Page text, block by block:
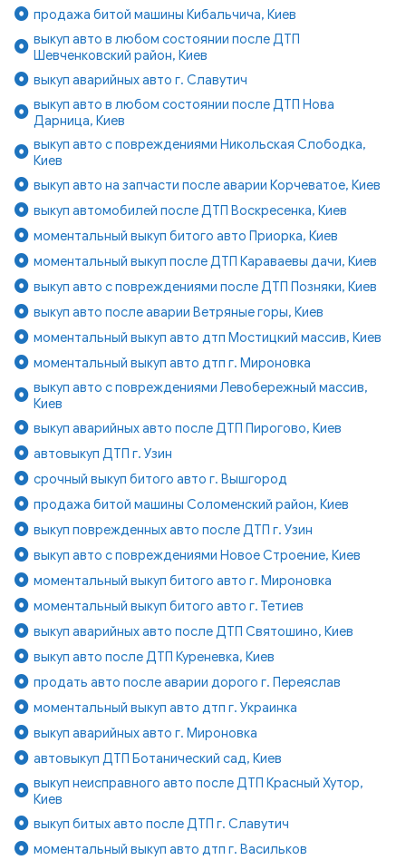
продажа битой машины Кибальчича, Киев
выкуп авто в любом состоянии после ДТП
Шевченковский район, Киев
выкуп аварийных авто г. Славутич
выкуп авто в любом состоянии после ДТП Нова
Дарница, Киев
выкуп авто с повреждениями Никольская Слободка,
Киев
выкуп авто на запчасти после аварии Корчеватое, Киев
выкуп автомобилей после ДТП Воскресенка, Киев
моментальный выкуп битого авто Приорка, Киев
моментальный выкуп после ДТП Караваевы дачи, Киев
выкуп авто с повреждениями после ДТП Позняки, Киев
выкуп авто после аварии Ветряные горы, Киев
моментальный выкуп авто дтп Мостицкий массив, Киев
моментальный выкуп авто дтп г. Мироновка
выкуп авто с повреждениями Левобережный массив,
Киев
выкуп аварийных авто после ДТП Пирогово, Киев
автовыкуп ДТП г. Узин
срочный выкуп битого авто г. Вышгород
продажа битой машины Соломенский район, Киев
выкуп поврежденных авто после ДТП г. Узин
выкуп авто с повреждениями Новое Строение, Киев
моментальный выкуп битого авто г. Мироновка
моментальный выкуп битого авто г. Тетиев
выкуп аварийных авто после ДТП Святошино, Киев
выкуп авто после ДТП Куреневка, Киев
продать авто после аварии дорого г. Переяслав
моментальный выкуп авто дтп г. Украинка
выкуп аварийных авто г. Мироновка
автовыкуп ДТП Ботанический сад, Киев
выкуп неисправного авто после ДТП Красный Хутор,
Киев
выкуп битых авто после ДТП г. Славутич
моментальный выкуп авто дтп г. Васильков